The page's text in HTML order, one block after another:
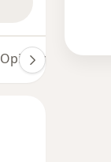
Opiniones (11)